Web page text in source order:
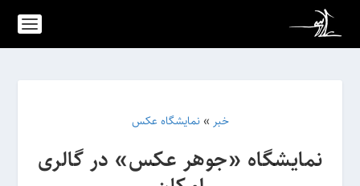
خبر »نمایشگاه عکس
نمایشگاه «جوهر عکس» در گالری